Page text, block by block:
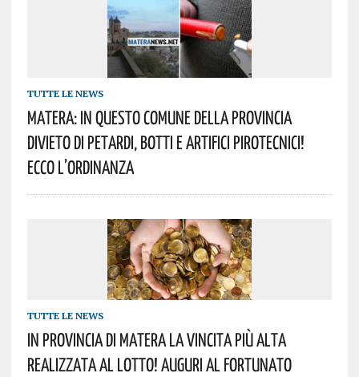
TUTTE LE NEWS
Matera: In Questo Comune Della Provincia
Divieto Di Petardi, Botti E Artifici Pirotecnici!
Ecco L’ordinanza
TUTTE LE NEWS
In Provincia Di Matera La Vincita Più Alta
Realizzata Al Lotto! Auguri Al Fortunato